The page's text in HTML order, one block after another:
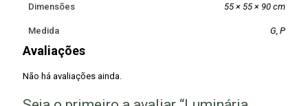
Dimensões 55 × 55 × 90 cm
Medida G, P
Avaliações
Não há avaliações ainda.